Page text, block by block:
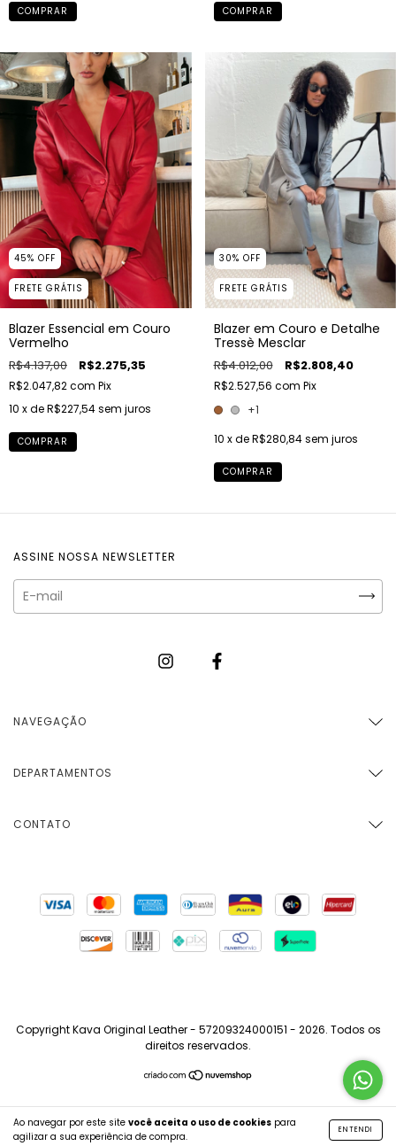
Ao navegar por este site você aceita o uso de cookies para
agilizar a sua experiência de compra.
ENTENDI
COMPRAR COMPRAR
45% OFF
FRETE GRÁTIS
Blazer Essencial em Couro
Vermelho
R$4.137,00 R$2.275,35
R$2.047,82com Pix
10 x deR$227,54sem juros
COMPRAR
30% OFF
FRETE GRÁTIS
Blazer em Couro e Detalhe
Tressè Mesclar
R$4.012,00 R$2.808,40
R$2.527,56 com Pix
+1
10 x deR$280,84 sem juros
COMPRAR
ASSINE NOSSA NEWSLETTER
NAVEGAÇÃO
DEPARTAMENTOS
CONTATO
Copyright Kava Original Leather - 57209324000151 - 2026. Todos os
direitos reservados.